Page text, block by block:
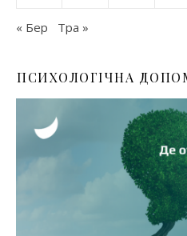
« Бер Тра »
ПСИХОЛОГІЧНА